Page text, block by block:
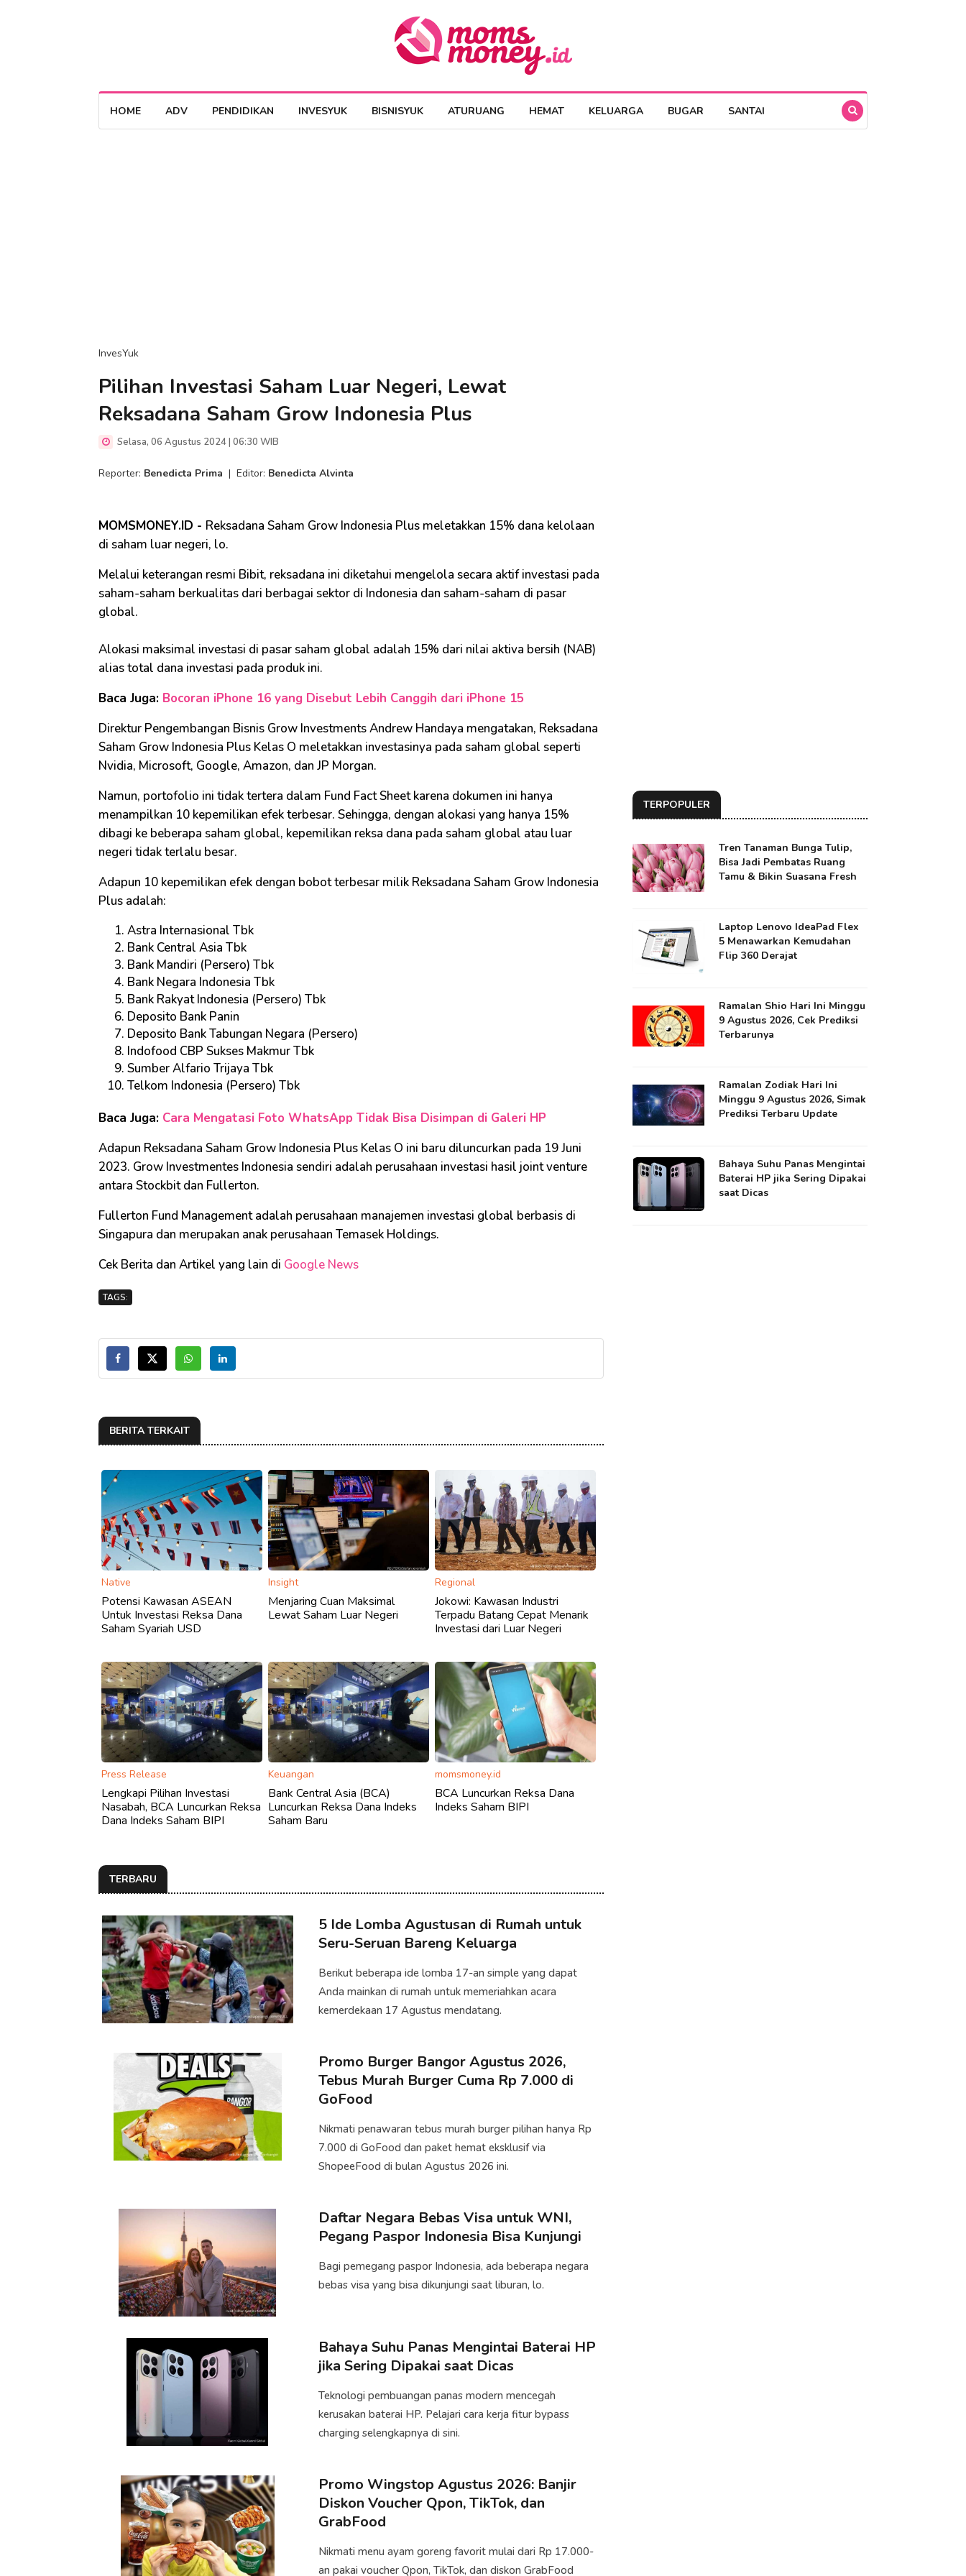
HOME ADV PENDIDIKAN INVESYUK BISNISYUK ATURUANG HEMAT KELUARGA BUGAR SANTAI
InvesYuk
Pilihan Investasi Saham Luar Negeri, Lewat
Reksadana Saham Grow Indonesia Plus
Selasa, 06 Agustus 2024 | 06:30 WIB
Reporter: Benedicta Prima | Editor: Benedicta Alvinta
MOMSMONEY.ID - Reksadana Saham Grow Indonesia Plus meletakkan 15% dana kelolaan
di saham luar negeri, lo.
Melalui keterangan resmi Bibit, reksadana ini diketahui mengelola secara aktif investasi pada
saham-saham berkualitas dari berbagai sektor di Indonesia dan saham-saham di pasar
global.
Alokasi maksimal investasi di pasar saham global adalah 15% dari nilai aktiva bersih (NAB)
alias total dana investasi pada produk ini.
Baca Juga: Bocoran iPhone 16 yang Disebut Lebih Canggih dari iPhone 15
Direktur Pengembangan Bisnis Grow Investments Andrew Handaya mengatakan, Reksadana
Saham Grow Indonesia Plus Kelas O meletakkan investasinya pada saham global seperti
Nvidia, Microsoft, Google, Amazon, dan JP Morgan.
Namun, portofolio ini tidak tertera dalam Fund Fact Sheet karena dokumen ini hanya
menampilkan 10 kepemilikan efek terbesar. Sehingga, dengan alokasi yang hanya 15%
dibagi ke beberapa saham global, kepemilikan reksa dana pada saham global atau luar
negeri tidak terlalu besar.
Adapun 10 kepemilikan efek dengan bobot terbesar milik Reksadana Saham Grow Indonesia
Plus adalah:
Astra Internasional Tbk
Bank Central Asia Tbk
Bank Mandiri (Persero) Tbk
Bank Negara Indonesia Tbk
Bank Rakyat Indonesia (Persero) Tbk
Deposito Bank Panin
Deposito Bank Tabungan Negara (Persero)
Indofood CBP Sukses Makmur Tbk
Sumber Alfario Trijaya Tbk
Telkom Indonesia (Persero) Tbk
Baca Juga: Cara Mengatasi Foto WhatsApp Tidak Bisa Disimpan di Galeri HP
Adapun Reksadana Saham Grow Indonesia Plus Kelas O ini baru diluncurkan pada 19 Juni
2023. Grow Investmentes Indonesia sendiri adalah perusahaan investasi hasil joint venture
antara Stockbit dan Fullerton.
Fullerton Fund Management adalah perusahaan manajemen investasi global berbasis di
Singapura dan merupakan anak perusahaan Temasek Holdings.
Cek Berita dan Artikel yang lain di Google News
TAGS:
BERITA TERKAIT
Native
Potensi Kawasan ASEAN
Untuk Investasi Reksa Dana
Saham Syariah USD
Insight
Menjaring Cuan Maksimal
Lewat Saham Luar Negeri
Regional
Jokowi: Kawasan Industri
Terpadu Batang Cepat Menarik
Investasi dari Luar Negeri
Press Release
Lengkapi Pilihan Investasi
Nasabah, BCA Luncurkan Reksa
Dana Indeks Saham BIPI
Keuangan
Bank Central Asia (BCA)
Luncurkan Reksa Dana Indeks
Saham Baru
momsmoney.id
BCA Luncurkan Reksa Dana
Indeks Saham BIPI
TERBARU
5 Ide Lomba Agustusan di Rumah untuk
Seru-Seruan Bareng Keluarga
Berikut beberapa ide lomba 17-an simple yang dapat
Anda mainkan di rumah untuk memeriahkan acara
kemerdekaan 17 Agustus mendatang.
Promo Burger Bangor Agustus 2026,
Tebus Murah Burger Cuma Rp 7.000 di
GoFood
Nikmati penawaran tebus murah burger pilihan hanya Rp
7.000 di GoFood dan paket hemat eksklusif via
ShopeeFood di bulan Agustus 2026 ini.
Daftar Negara Bebas Visa untuk WNI,
Pegang Paspor Indonesia Bisa Kunjungi
Bagi pemegang paspor Indonesia, ada beberapa negara
bebas visa yang bisa dikunjungi saat liburan, lo.
Bahaya Suhu Panas Mengintai Baterai HP
jika Sering Dipakai saat Dicas
Teknologi pembuangan panas modern mencegah
kerusakan baterai HP. Pelajari cara kerja fitur bypass
charging selengkapnya di sini.
Promo Wingstop Agustus 2026: Banjir
Diskon Voucher Qpon, TikTok, dan
GrabFood
Nikmati menu ayam goreng favorit mulai dari Rp 17.000-
an pakai voucher Qpon, TikTok, dan diskon GrabFood
TERPOPULER
Tren Tanaman Bunga Tulip,
Bisa Jadi Pembatas Ruang
Tamu & Bikin Suasana Fresh
Laptop Lenovo IdeaPad Flex
5 Menawarkan Kemudahan
Flip 360 Derajat
Ramalan Shio Hari Ini Minggu
9 Agustus 2026, Cek Prediksi
Terbarunya
Ramalan Zodiak Hari Ini
Minggu 9 Agustus 2026, Simak
Prediksi Terbaru Update
Bahaya Suhu Panas Mengintai
Baterai HP jika Sering Dipakai
saat Dicas